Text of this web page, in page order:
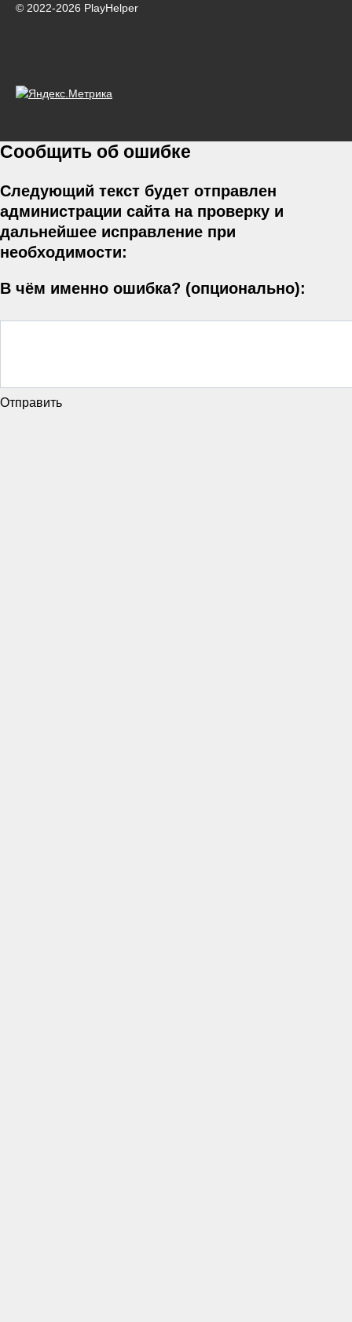
© 2022-2026 PlayHelper
Сообщить об ошибке
Следующий текст будет отправлен
администрации сайта на проверку и
дальнейшее исправление при
необходимости:
В чём именно ошибка? (опционально):
Отправить